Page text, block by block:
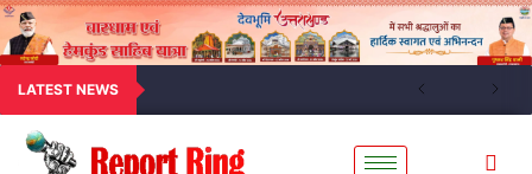
LATEST NEWS